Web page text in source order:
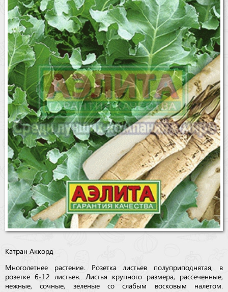
Катран Аккорд
Многолетнее растение. Розетка листьев полуприподнятая, в
розетке 6-12 листьев. Листья крупного размера, рассеченные,
нежные, сочные, зеленые со слабым восковым налетом.